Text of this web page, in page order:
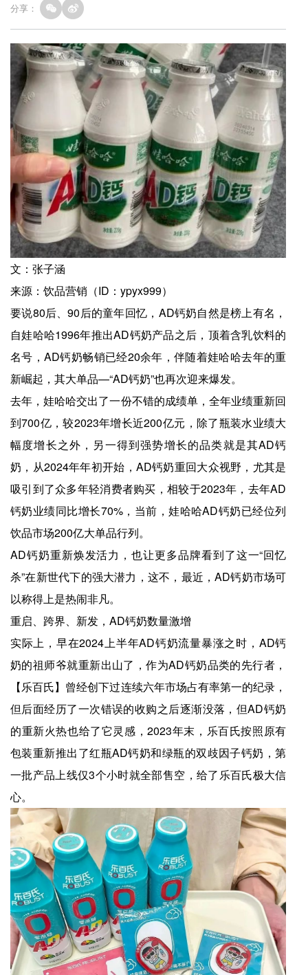
分享：
文：张子涵
来源：饮品营销（ID：ypyx999）
要说80后、90后的童年回忆，AD钙奶自然是榜上有名，
自娃哈哈1996年推出AD钙奶产品之后，顶着含乳饮料的
名号，AD钙奶畅销已经20余年，伴随着娃哈哈去年的重
新崛起，其大单品—“AD钙奶”也再次迎来爆发。
去年，娃哈哈交出了一份不错的成绩单，全年业绩重新回
到700亿，较2023年增长近200亿元，除了瓶装水业绩大
幅度增长之外，另一得到强势增长的品类就是其AD钙
奶，从2024年年初开始，AD钙奶重回大众视野，尤其是
吸引到了众多年轻消费者购买，相较于2023年，去年AD
钙奶业绩同比增长70%，当前，娃哈哈AD钙奶已经位列
饮品市场200亿大单品行列。
AD钙奶重新焕发活力，也让更多品牌看到了这一“回忆
杀”在新世代下的强大潜力，这不，最近，AD钙奶市场可
以称得上是热闹非凡。
重启、跨界、新发，AD钙奶数量激增
实际上，早在2024上半年AD钙奶流量暴涨之时，AD钙
奶的祖师爷就重新出山了，作为AD钙奶品类的先行者，
【乐百氏】曾经创下过连续六年市场占有率第一的纪录，
但后面经历了一次错误的收购之后逐渐没落，但AD钙奶
的重新火热也给了它灵感，2023年末，乐百氏按照原有
包装重新推出了红瓶AD钙奶和绿瓶的双歧因子钙奶，第
一批产品上线仅3个小时就全部售空，给了乐百氏极大信
心。